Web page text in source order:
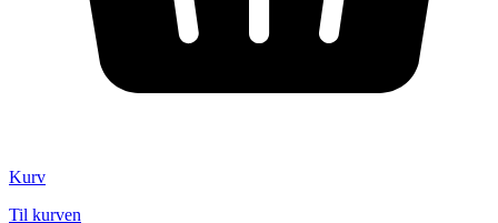
Kurv
Til kurven